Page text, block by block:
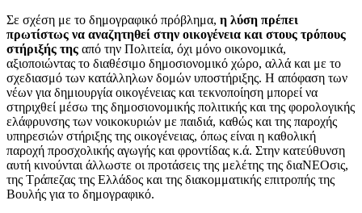
Σε σχέση με το δημογραφικό πρόβλημα, η λύση πρέπει
πρωτίστως να αναζητηθεί στην οικογένεια και στους τρόπους
στήριξής της από την Πολιτεία, όχι μόνο οικονομικά,
αξιοποιώντας το διαθέσιμο δημοσιονομικό χώρο, αλλά και με το
σχεδιασμό των κατάλληλων δομών υποστήριξης. Η απόφαση των
νέων για δημιουργία οικογένειας και τεκνοποίηση μπορεί να
στηριχθεί μέσω της δημοσιονομικής πολιτικής και της φορολογικής
ελάφρυνσης των νοικοκυριών με παιδιά, καθώς και της παροχής
υπηρεσιών στήριξης της οικογένειας, όπως είναι η καθολική
παροχή προσχολικής αγωγής και φροντίδας κ.ά. Στην κατεύθυνση
αυτή κινούνται άλλωστε οι προτάσεις της μελέτης της διαΝΕΟσις,
της Τράπεζας της Ελλάδος και της διακομματικής επιτροπής της
Βουλής για το δημογραφικό.